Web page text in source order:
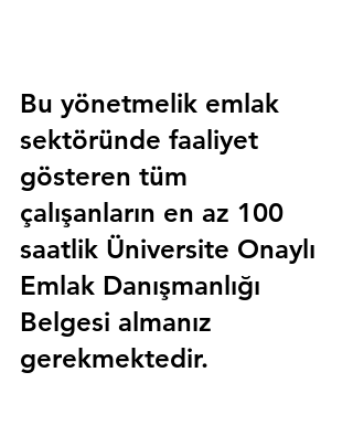
Bu yönetmelik emlak
sektöründe faaliyet
gösteren tüm
çalışanların en az 100
saatlik Üniversite Onaylı
Emlak Danışmanlığı
Belgesi almanız
gerekmektedir.